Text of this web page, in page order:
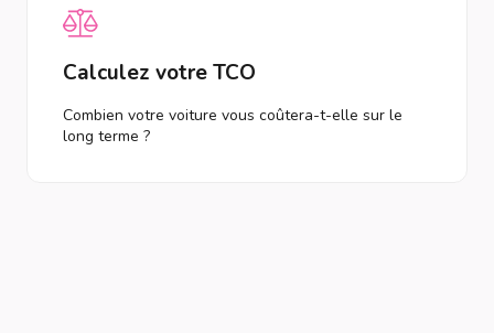
Calculez votre TCO
Combien votre voiture vous coûtera-t-elle sur le
long terme ?